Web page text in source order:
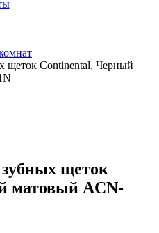
щеток Continental, Черный
щеток
матовый ACN-